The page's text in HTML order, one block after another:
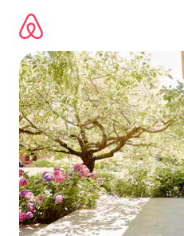
direct
naar
inhoud